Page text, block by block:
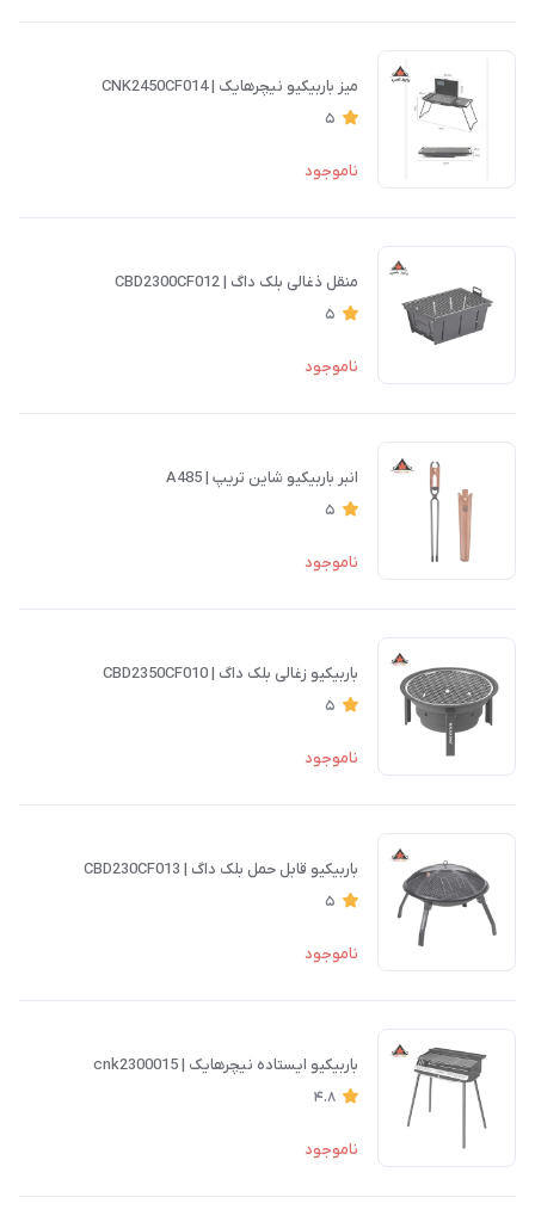
میز باربیکیو نیچرهایک | CNK2450CF014
5
ناموجود
منقل ذغالی بلک داگ | CBD2300CF012
5
ناموجود
انبر باربیکیو شاین تریپ | A485
5
ناموجود
باربیکیو زغالی بلک داگ | CBD2350CF010
5
ناموجود
باربیکیو قابل حمل بلک داگ | CBD230CF013
5
ناموجود
باربیکیو ایستاده نیچرهایک | cnk2300015
4.8
ناموجود